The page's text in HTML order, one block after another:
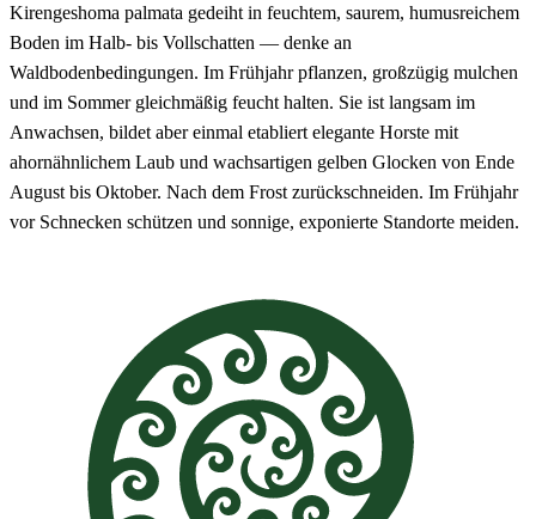
Kirengeshoma palmata gedeiht in feuchtem, saurem, humusreichem
Boden im Halb- bis Vollschatten — denke an
Waldbodenbedingungen. Im Frühjahr pflanzen, großzügig mulchen
und im Sommer gleichmäßig feucht halten. Sie ist langsam im
Anwachsen, bildet aber einmal etabliert elegante Horste mit
ahornähnlichem Laub und wachsartigen gelben Glocken von Ende
August bis Oktober. Nach dem Frost zurückschneiden. Im Frühjahr
vor Schnecken schützen und sonnige, exponierte Standorte meiden.